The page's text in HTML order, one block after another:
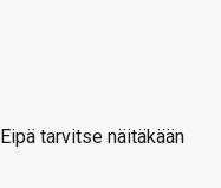
tarvitse näitäkään